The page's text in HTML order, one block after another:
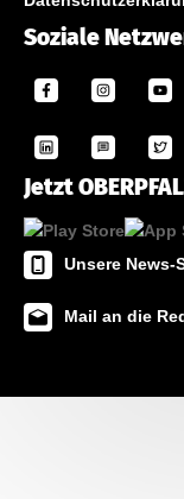
Soziale
Jetzt
Unsere News-
Mail an die